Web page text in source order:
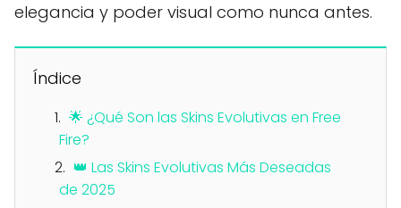
elegancia y poder visual como nunca antes.
Índice
🌟 ¿Qué Son las Skins Evolutivas en Free
Fire?
👑 Las Skins Evolutivas Más Deseadas
de 2025